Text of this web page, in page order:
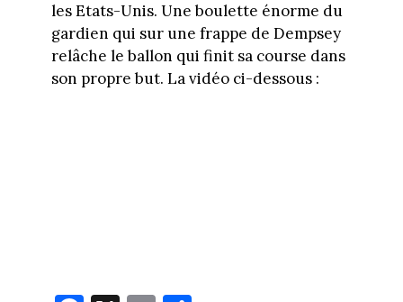
les Etats-Unis. Une boulette énorme du
gardien qui sur une frappe de Dempsey
relâche le ballon qui finit sa course dans
son propre but. La vidéo ci-dessous :